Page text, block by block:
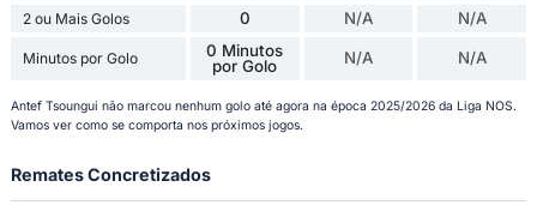
2 ou Mais Golos 0 N/A N/A
Minutos por Golo
0 Minutos
por Golo
N/A N/A
Antef Tsoungui não marcou nenhum golo até agora na época 2025/2026 da Liga NOS.
Vamos ver como se comporta nos próximos jogos.
Remates Concretizados